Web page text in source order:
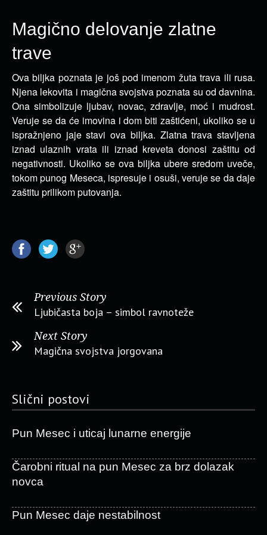
Magično delovanje zlatne
trave
Ova biljka poznata je još pod imenom žuta trava ili rusa.
Njena lekovita i magična svojstva poznata su od davnina.
Ona simbolizuje ljubav, novac, zdravlje, moć i mudrost.
Veruje se da će imovina i dom biti zaštićeni, ukoliko se u
ispražnjeno jaje stavi ova biljka. Zlatna trava stavljena
iznad ulaznih vrata ili iznad kreveta donosi zaštitu od
negativnosti. Ukoliko se ova biljka ubere sredom uveče,
tokom punog Meseca, ispresuje i osuši, veruje se da daje
zaštitu prilikom putovanja.
Previous Story
Ljubičasta boja – simbol ravnoteže
Next Story
Magična svojstva jorgovana
Slični postovi
Pun Mesec i uticaj lunarne energije
Čarobni ritual na pun Mesec za brz dolazak
novca
Pun Mesec daje nestabilnost